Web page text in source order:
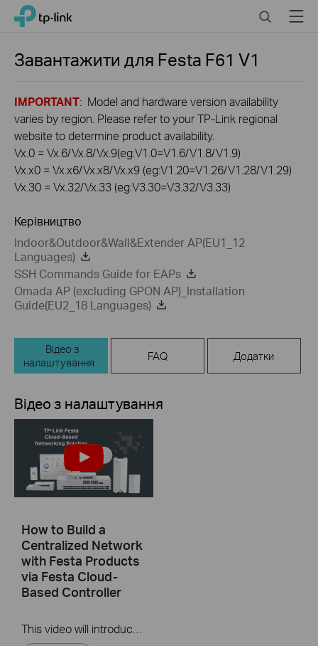
Click
navigation
TP-Link, Reliably Smart SearchMenu
Завантажити для Festa F61 V1
IMPORTANT: Model and hardware version availability
varies by region. Please refer to your TP-Link regional
website to determine product availability.
Vx.0 = Vx.6/Vx.8/Vx.9(eg:V1.0=V1.6/V1.8/V1.9)
Vx.x0 = Vx.x6/Vx.x8/Vx.x9 (eg:V1.20=V1.26/V1.28/V1.29)
Vx.30 = Vx.32/Vx.33 (eg:V3.30=V3.32/V3.33)
Керівництво
Indoor&Outdoor&Wall&Extender AP(EU1_12
Languages)
SSH Commands Guide for EAPs
Omada AP (excluding GPON AP)_Installation
Guide(EU2_18 Languages)
Відео з
налаштування
FAQ Додатки
Відео з налаштування
How to Build a
Centralized Network
with Festa Products
via Festa Cloud-
Based Controller